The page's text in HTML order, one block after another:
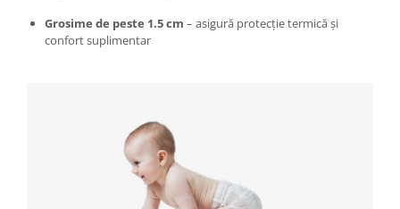
Aparate de spalat cu presiune
Instalatii sanitare
Grosime de peste 1.5 cm – asigură protecție termică și
confort suplimentar